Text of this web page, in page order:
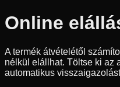
Online
A termék átvételétől
nélkül elállhat. Töltse ki az
automatikus